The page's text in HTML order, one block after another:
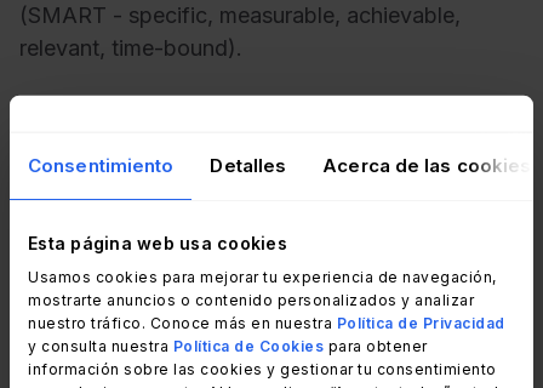
Consentimiento Detalles Acerca de las cookies
Esta página web usa cookies
Usamos cookies para mejorar tu experiencia de navegación,
mostrarte anuncios o contenido personalizados y analizar
nuestro tráfico. Conoce más en nuestra Política de Privacidad
y consulta nuestra Política de Cookies para obtener
información sobre las cookies y gestionar tu consentimiento
(SMART - specific, measurable, achievable,
relevant, time-bound).
que dichos esfuerzos están alineados con la
dirección estratégica general de la empresa.
Un objetivo posible podría ser “aumentar las
ventas online en un 20% durante el próximo año
mediante la implementación de una nueva
plataforma de comercio electrónico”. Teniendo